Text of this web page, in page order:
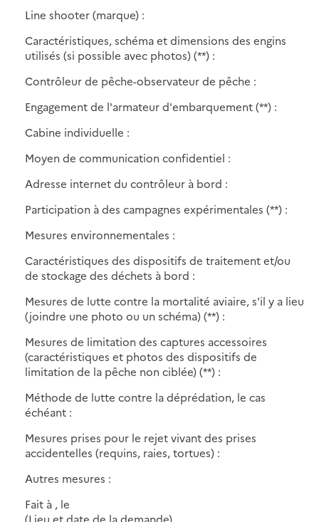
Line shooter (marque) :
Caractéristiques, schéma et dimensions des engins
utilisés (si possible avec photos) (**) :
Contrôleur de pêche-observateur de pêche :
Engagement de l'armateur d'embarquement (**) :
Cabine individuelle :
Moyen de communication confidentiel :
Adresse internet du contrôleur à bord :
Participation à des campagnes expérimentales (**) :
Mesures environnementales :
Caractéristiques des dispositifs de traitement et/ou
de stockage des déchets à bord :
Mesures de lutte contre la mortalité aviaire, s'il y a lieu
(joindre une photo ou un schéma) (**) :
Mesures de limitation des captures accessoires
(caractéristiques et photos des dispositifs de
limitation de la pêche non ciblée) (**) :
Méthode de lutte contre la déprédation, le cas
échéant :
Mesures prises pour le rejet vivant des prises
accidentelles (requins, raies, tortues) :
Autres mesures :
Fait à , le
(Lieu et date de la demande)